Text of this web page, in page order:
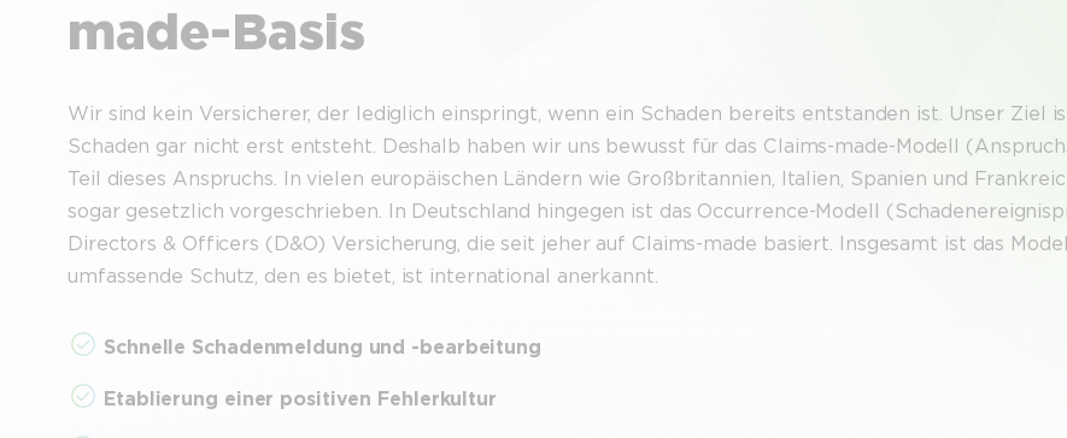
made-Basis
Wir sind kein Versicherer, der lediglich einspringt, wenn ein Schaden bereits entstanden ist. Unser Ziel
Schaden gar nicht erst entsteht. Deshalb haben wir uns bewusst für das Claims-made-Modell
Teil dieses Anspruchs. In vielen europäischen Ländern wie Großbritannien, Italien, Spanien und
sogar gesetzlich vorgeschrieben. In Deutschland hingegen ist das Occurrence-Modell
Directors & Officers (D&O) Versicherung, die seit jeher auf Claims-made basiert. Insgesamt ist das
umfassende Schutz, den es bietet, ist international anerkannt.
Schnelle Schadenmeldung und -bearbeitung
Etablierung einer positiven Fehlerkultur